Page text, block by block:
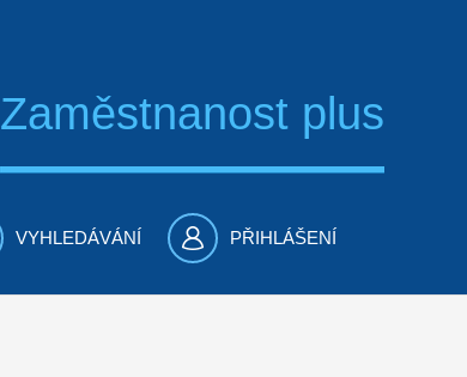
Zaměstnanost plus
VYHLEDÁVÁNÍ PŘIHLÁŠENÍ